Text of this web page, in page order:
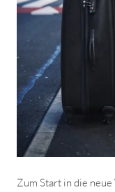
Zum Start in die